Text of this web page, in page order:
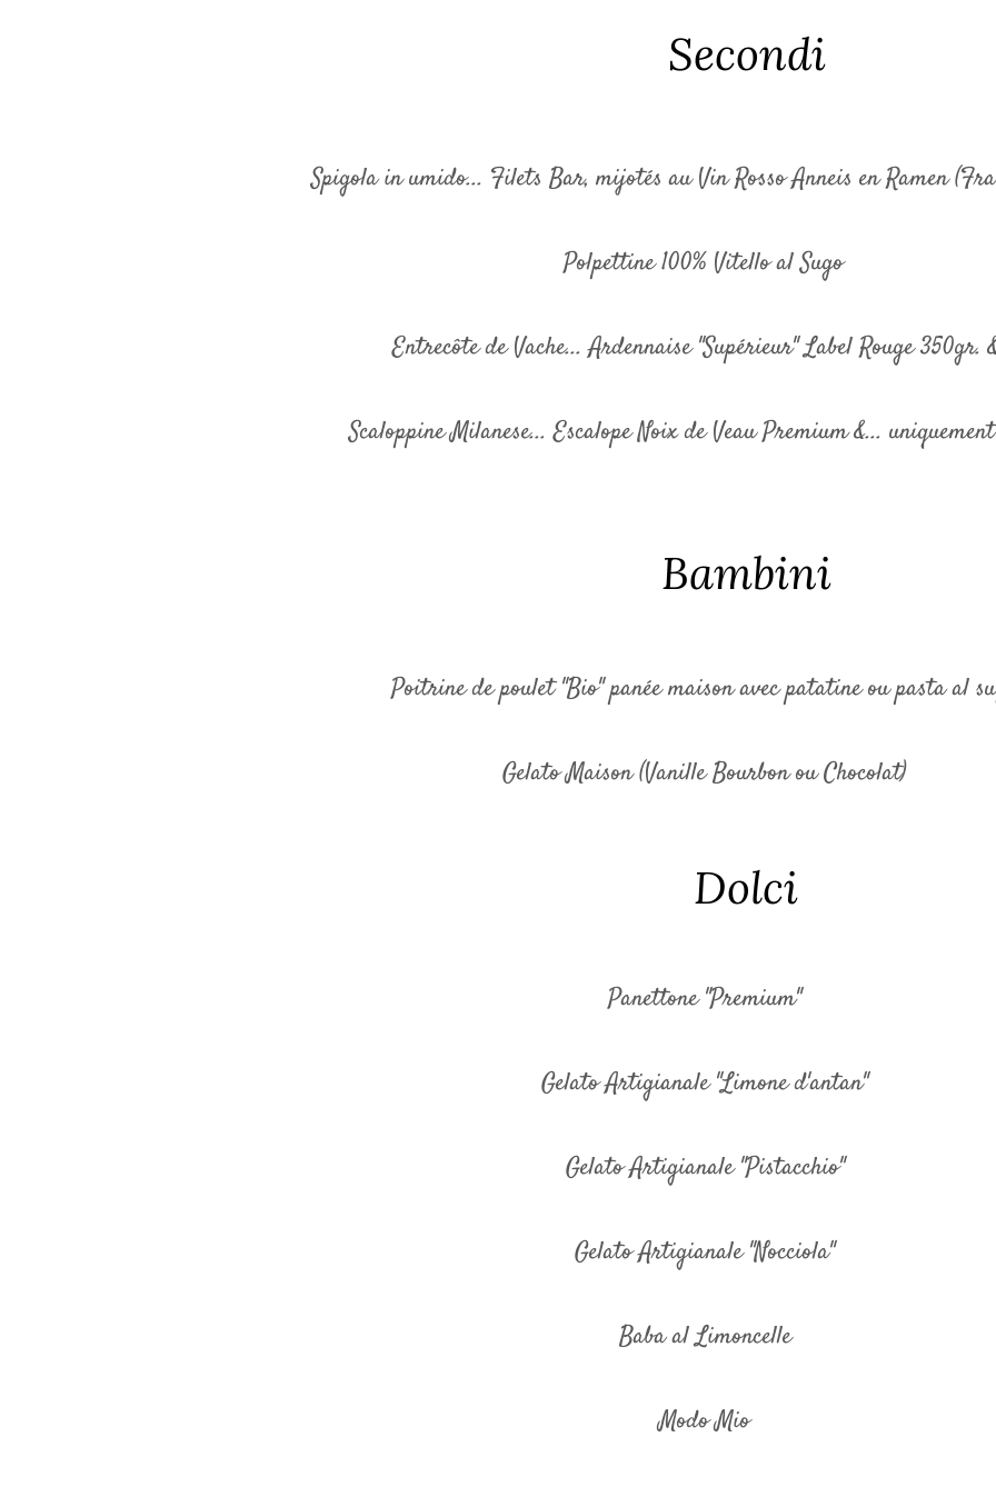
Secondi
Spigola in umido... Filets Bar, mijotés au Vin Rosso Anneis en Ramen
Polpettine 100% Vitello al Sugo
Entrecôte de Vache... Ardennaise "Supérieur" Label Rouge 350gr.
Scaloppine Milanese... Escalope Noix de Veau Premium &...
Bambini
Poitrine de poulet "Bio" panée maison avec patatine ou pasta al
Gelato Maison (Vanille Bourbon ou Chocolat)
Dolci
Panettone "Premium"
Gelato Artigianale "Limone d'antan"
Gelato Artigianale "Pistacchio"
Gelato Artigianale "Nocciola"
Baba al Limoncelle
Modo Mio